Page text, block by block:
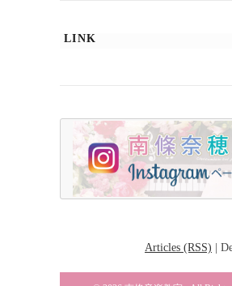
LINK
Articles (RSS)